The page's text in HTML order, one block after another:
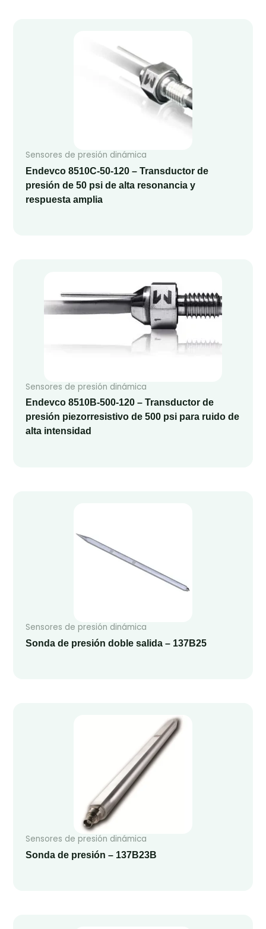
Sensores de presión dinámica
Endevco 8510C-50-120 – Transductor de
presión de 50 psi de alta resonancia y
respuesta amplia
Sensores de presión dinámica
Endevco 8510B-500-120 – Transductor de
presión piezorresistivo de 500 psi para ruido de
alta intensidad
Sensores de presión dinámica
Sonda de presión doble salida – 137B25
Sensores de presión dinámica
Sonda de presión – 137B23B